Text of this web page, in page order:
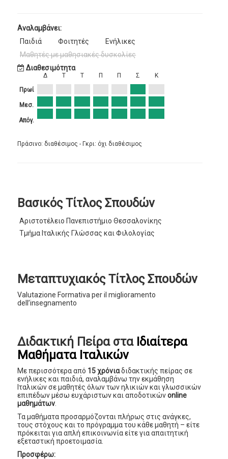
Αναλαμβάνει:
Παιδιά
Φοιτητές
Ενήλικες
Μαθητές με μαθησιακές δυσκολίες
Διαθεσιμότητα
Πρωί
Μεσ.
Απόγ.
Δ Τ Τ Π Π Σ Κ
Πράσινο: διαθέσιμος - Γκρι: όχι διαθέσιμος
Βασικός Τίτλος Σπουδών
Αριστοτέλειο Πανεπιστήμιο Θεσσαλονίκης
Τμήμα Ιταλικής Γλώσσας και Φιλολογίας
Μεταπτυχιακός Τίτλος Σπουδών
Valutazione Formativa per il miglioramento
dell’insegnamento
Διδακτική Πείρα στα Ιδιαίτερα
Μαθήματα Ιταλικών
Με περισσότερα από 15 χρόνιαδιδακτικής πείρας σε
ενήλικες και παιδιά, αναλαμβάνω την εκμάθηση
Ιταλικών σε μαθητές όλων των ηλικιών και γλωσσικών
επιπέδων μέσω ευχάριστων και αποδοτικώνonline
μαθημάτων
Τα μαθήματα προσαρμόζονται πλήρως στις ανάγκες,
τους στόχους και το πρόγραμμα του κάθε μαθητή – είτε
πρόκειται για απλή επικοινωνία είτε για απαιτητική
εξεταστική προετοιμασία.
Προσφέρω: